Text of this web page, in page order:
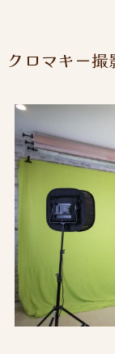
クロマキー撮